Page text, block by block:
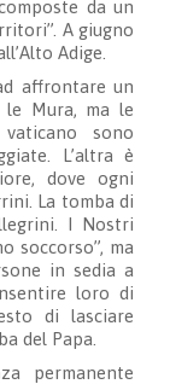
da un
A giugno
Adige.
affrontare un
Mura, ma le
sono
L’altra è
dove ogni
La tomba di
I Nostri
soccorso”, ma
in sedia a
loro di
di lasciare
del Papa.
permanente